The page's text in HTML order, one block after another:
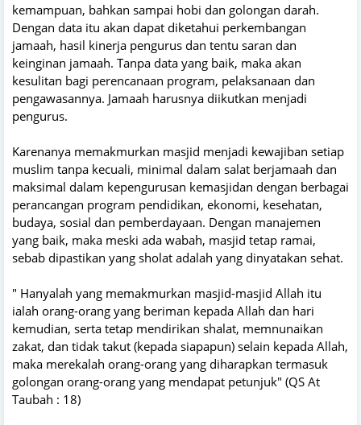
kemampuan, bahkan sampai hobi dan golongan darah.
Dengan data itu akan dapat diketahui perkembangan
jamaah, hasil kinerja pengurus dan tentu saran dan
keinginan jamaah. Tanpa data yang baik, maka akan
kesulitan bagi perencanaan program, pelaksanaan dan
pengawasannya. Jamaah harusnya diikutkan menjadi
pengurus.
Karenanya memakmurkan masjid menjadi kewajiban setiap
muslim tanpa kecuali, minimal dalam salat berjamaah dan
maksimal dalam kepengurusan kemasjidan dengan berbagai
perancangan program pendidikan, ekonomi, kesehatan,
budaya, sosial dan pemberdayaan. Dengan manajemen
yang baik, maka meski ada wabah, masjid tetap ramai,
sebab dipastikan yang sholat adalah yang dinyatakan sehat.
" Hanyalah yang memakmurkan masjid-masjid Allah itu
ialah orang-orang yang beriman kepada Allah dan hari
kemudian, serta tetap mendirikan shalat, memnunaikan
zakat, dan tidak takut (kepada siapapun) selain kepada Allah,
maka merekalah orang-orang yang diharapkan termasuk
golongan orang-orang yang mendapat petunjuk" (QS At
Taubah : 18)